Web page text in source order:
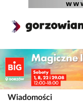
Wiadomości